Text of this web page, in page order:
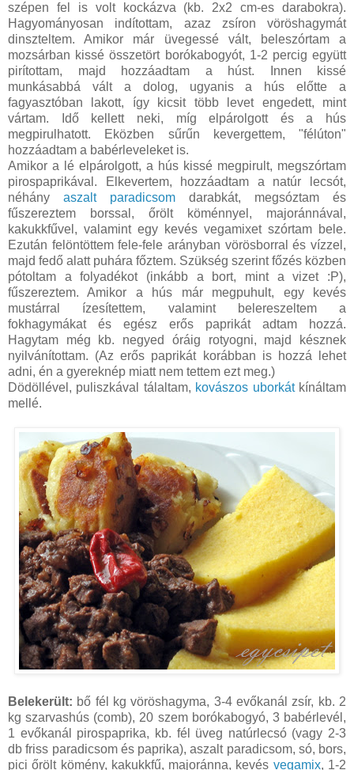
szépen fel is volt kockázva (kb. 2x2 cm-es darabokra).
Hagyományosan indítottam, azaz zsíron vöröshagymát
dinszteltem. Amikor már üvegessé vált, beleszórtam a
mozsárban kissé összetört borókabogyót, 1-2 percig együtt
pirítottam, majd hozzáadtam a húst. Innen kissé
munkásabbá vált a dolog, ugyanis a hús előtte a
fagyasztóban lakott, így kicsit több levet engedett, mint
vártam. Idő kellett neki, míg elpárolgott és a hús
megpirulhatott. Eközben sűrűn kevergettem, "félúton"
hozzáadtam a babérleveleket is.
Amikor a lé elpárolgott, a hús kissé megpirult, megszórtam
pirospaprikával. Elkevertem, hozzáadtam a natúr lecsót,
néhány aszalt paradicsom darabkát, megsóztam és
fűszereztem borssal, őrölt köménnyel, majoránnával,
kakukkfűvel, valamint egy kevés vegamixet szórtam bele.
Ezután felöntöttem fele-fele arányban vörösborral és vízzel,
majd fedő alatt puhára főztem. Szükség szerint főzés közben
pótoltam a folyadékot (inkább a bort, mint a vizet :P),
fűszereztem. Amikor a hús már megpuhult, egy kevés
mustárral ízesítettem, valamint belereszeltem a
fokhagymákat és egész erős paprikát adtam hozzá.
Hagytam még kb. negyed óráig rotyogni, majd késznek
nyilvánítottam. (Az erős paprikát korábban is hozzá lehet
adni, én a gyereknép miatt nem tettem ezt meg.)
Dödöllével, puliszkával tálaltam, kovászos uborkátkínáltam
mellé.
Belekerült: bő fél kg vöröshagyma, 3-4 evőkanál zsír, kb. 2
kg szarvashús (comb), 20 szem borókabogyó, 3 babérlevél,
1 evőkanál pirospaprika, kb. fél üveg natúrlecsó (vagy 2-3
db friss paradicsom és paprika), aszalt paradicsom, só, bors,
pici őrölt kömény, kakukkfű, majoránna, kevés vegamix, 1-2